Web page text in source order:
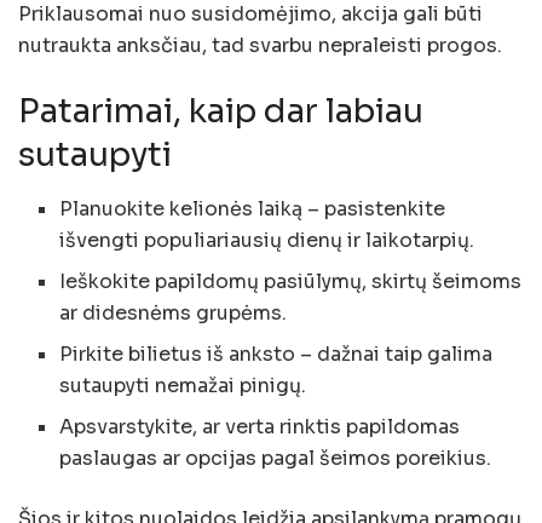
Priklausomai nuo susidomėjimo, akcija gali būti
nutraukta anksčiau, tad svarbu nepraleisti progos.
Patarimai, kaip dar labiau
sutaupyti
Planuokite kelionės laiką – pasistenkite
išvengti populiariausių dienų ir laikotarpių.
Ieškokite papildomų pasiūlymų, skirtų šeimoms
ar didesnėms grupėms.
Pirkite bilietus iš anksto – dažnai taip galima
sutaupyti nemažai pinigų.
Apsvarstykite, ar verta rinktis papildomas
paslaugas ar opcijas pagal šeimos poreikius.